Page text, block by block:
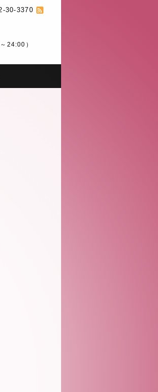
30-3370
～24:00）